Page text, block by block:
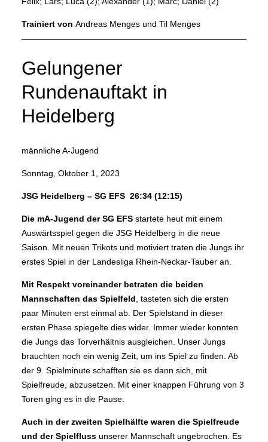
Trainiert von Andreas Menges und Til Menges
Gelungener
Rundenauftakt in
Heidelberg
männliche A-Jugend
Sonntag, Oktober 1, 2023
JSG Heidelberg – SG EFS 26:34 (12:15)
Die mA-Jugend der SG EFS startete heut mit einem
Auswärtsspiel gegen die JSG Heidelberg in die neue
Saison. Mit neuen Trikots und motiviert traten die Jungs ihr
erstes Spiel in der Landesliga Rhein-Neckar-Tauber an.
Mit Respekt voreinander betraten die beiden
Mannschaften das Spielfeld , tasteten sich die ersten
paar Minuten erst einmal ab. Der Spielstand in dieser
ersten Phase spiegelte dies wider. Immer wieder konnten
die Jungs das Torverhältnis ausgleichen. Unser Jungs
brauchten noch ein wenig Zeit, um ins Spiel zu finden. Ab
der 9. Spielminute schafften sie es dann sich, mit
Spielfreude, abzusetzen. Mit einer knappen Führung von 3
Toren ging es in die Pause.
Auch in der zweiten Spielhälfte waren die Spielfreude
und der Spielfluss unserer Mannschaft ungebrochen. Es